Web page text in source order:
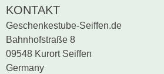
KONTAKT
Geschenkestube-Seiffen.de
Bahnhofstraße 8
09548 Kurort Seiffen
Germany